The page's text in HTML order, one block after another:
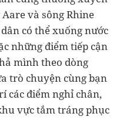
và sông Rhine
có thể xuống nước
những điểm tiếp cận
mình theo dòng
trò chuyện cùng bạn
các điểm nghỉ chân,
vực tắm tráng phục